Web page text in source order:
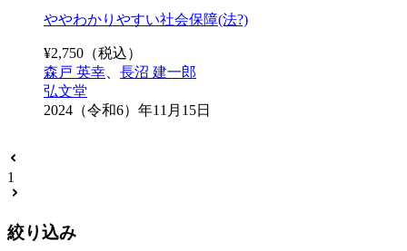
ややわかりやすい社会保障(法?)
¥2,750 （税込）
森戸 英幸
長沼 建一郎
弘文堂
2024（令和6）年11月15日
1
絞り込み